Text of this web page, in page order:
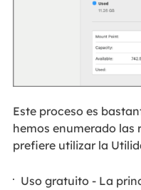
Este proceso es
hemos enumerado las
prefiere utilizar la
Uso gratuito - La